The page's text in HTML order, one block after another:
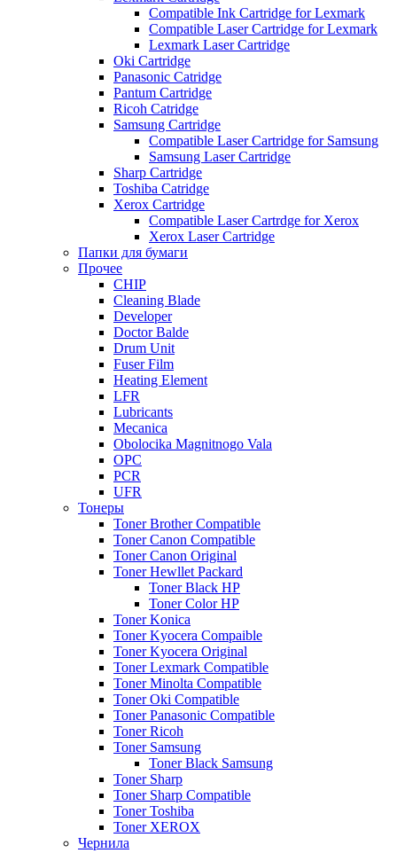
Compatible Ink Cartridge for Lexmark
Compatible Laser Cartridge for Lexmark
Lexmark Laser Cartridge
Oki Cartridge
Panasonic Catridge
Pantum Cartridge
Ricoh Catridge
Samsung Cartridge
Compatible Laser Cartridge for Samsung
Samsung Laser Cartridge
Sharp Cartridge
Toshiba Catridge
Xerox Cartridge
Compatible Laser Cartrdge for Xerox
Xerox Laser Cartridge
Папки для бумаги
Прочее
CHIP
Cleaning Blade
Developer
Doctor Balde
Drum Unit
Fuser Film
Heating Element
LFR
Lubricants
Mecanica
Obolocika Magnitnogo Vala
OPC
PCR
UFR
Тонеры
Toner Brother Compatible
Toner Canon Compatible
Toner Canon Original
Toner Hewllet Packard
Toner Black HP
Toner Color HP
Toner Konica
Toner Kyocera Compaible
Toner Kyocera Original
Toner Lexmark Compatible
Toner Minolta Compatible
Toner Oki Compatible
Toner Panasonic Compatible
Toner Ricoh
Toner Samsung
Toner Black Samsung
Toner Sharp
Toner Sharp Compatible
Toner Toshiba
Toner XEROX
Чернила